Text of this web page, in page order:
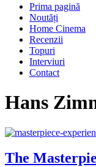
Prima pagină
Noutăți
Home Cinema
Recenzii
Topuri
Interviuri
Contact
Hans
The